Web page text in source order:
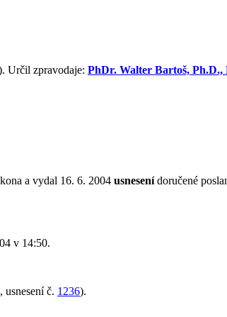
Určil zpravodaje: PhDr. Walter Bartoš, Ph.D.,
a vydal 16. 6. 2004 usnesenídoručené
v 14:50.
, usnesení č. 1236).